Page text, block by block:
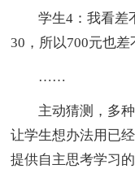
学生4：我看差不
30，所以700元也差
……
主动猜测，多种
让学生想办法用已
提供自主思考学习